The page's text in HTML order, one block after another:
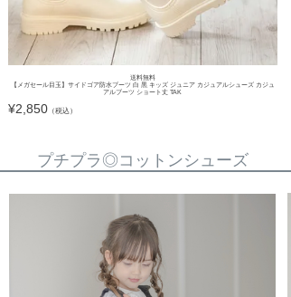
送料無料
【メガセール目玉】サイドゴア防水ブーツ 白 黒 キッズ ジュニア カジュアルシューズ カジュ
アルブーツ ショート丈 TAK
¥2,850（税込）
プチプラ◎コットンシューズ